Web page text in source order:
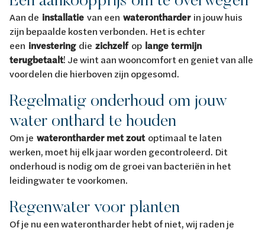
Aan de installatie van een waterontharderin jouw huis
zijn bepaalde kosten verbonden. Het is echter
een investeringdie zichzelfop lange termijn
terugbetaalt! Je wint aan wooncomfort en geniet van alle
voordelen die hierboven zijn opgesomd.
Regelmatig onderhoud om jouw
water onthard te houden
Om je waterontharder met zoutoptimaal te laten
werken, moet hij elk jaar worden gecontroleerd. Dit
onderhoud is nodig om de groei van bacteriën in het
leidingwater te voorkomen.
Regenwater voor planten
Of je nu een waterontharder hebt of niet, wij raden je